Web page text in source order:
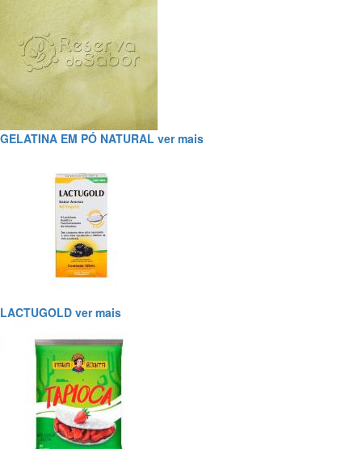
GELATINA EM PÓ NATURAL ver mais
LACTUGOLD ver mais